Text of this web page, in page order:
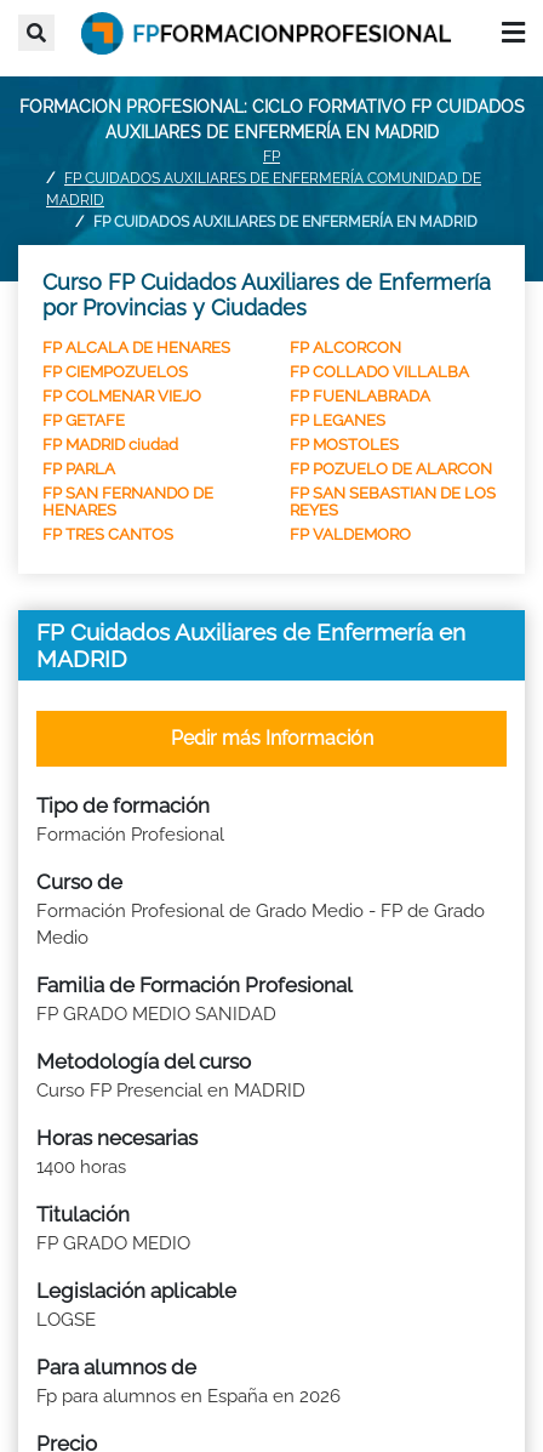
FORMACION PROFESIONAL: CICLO FORMATIVO FP CUIDADOS
AUXILIARES DE ENFERMERÍA EN MADRID
FP
FP CUIDADOS AUXILIARES DE ENFERMERÍA COMUNIDAD DE
MADRID
FP CUIDADOS AUXILIARES DE ENFERMERÍA EN MADRID
Curso FP Cuidados Auxiliares de Enfermería
por Provincias y Ciudades
FP ALCALA DE HENARES
FP ALCORCON
FP CIEMPOZUELOS
FP COLLADO VILLALBA
FP COLMENAR VIEJO
FP FUENLABRADA
FP GETAFE
FP LEGANES
FP MADRID ciudad
FP MOSTOLES
FP PARLA
FP POZUELO DE ALARCON
FP SAN FERNANDO DE
HENARES
FP SAN SEBASTIAN DE LOS
REYES
FP TRES CANTOS
FP VALDEMORO
FP Cuidados Auxiliares de Enfermería en
MADRID
Tipo de formación
Formación Profesional
Curso de
Formación Profesional de Grado Medio - FP de Grado
Medio
Familia de Formación Profesional
FP GRADO MEDIO SANIDAD
Metodología del curso
Curso FP Presencial en MADRID
Horas necesarias
1400 horas
Titulación
FP GRADO MEDIO
Legislación aplicable
LOGSE
Para alumnos de
Fp para alumnos en España en 2026
Precio
Pedir más Información